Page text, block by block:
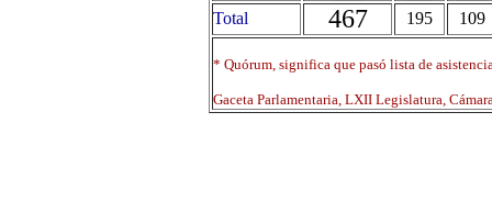
Total
467 195 109
* Quórum, significa que pasó lista de
Gaceta Parlamentaria, LXII Legislatura,